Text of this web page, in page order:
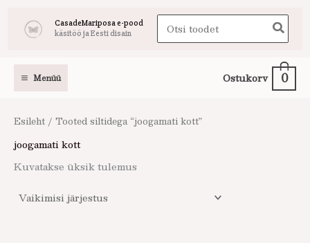
CasadeMariposa e-pood
käsitöö ja Eesti disain
Search
for:
Menüü Ostukorv 0
Esileht / Tooted siltidega “joogamati kott”
joogamati kott
Kuvatakse üksik tulemus